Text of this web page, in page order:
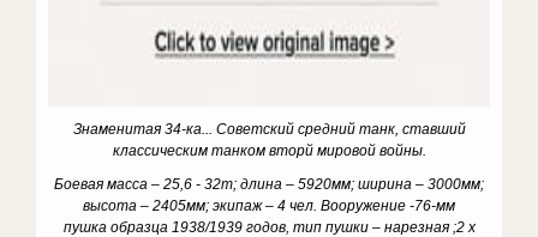
Знаменитая 34-ка... Советский средний танк, ставший
классическим танком вторй мировой войны.
Боевая масса – 25,6 - 32т; длина – 5920мм; ширина – 3000мм;
высота – 2405мм; экипаж – 4 чел. Вооружение -76-мм
пушка образца 1938/1939 годов, тип пушки – нарезная ;2 х